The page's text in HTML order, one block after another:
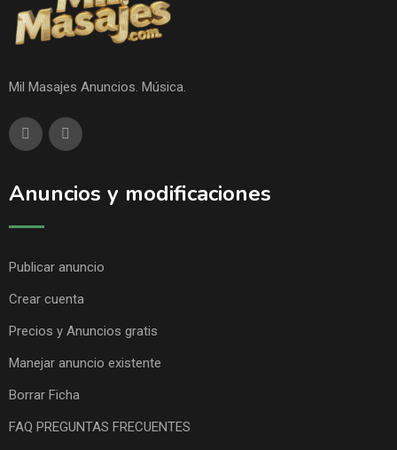
Mil Masajes Anuncios. Música.
Anuncios y modificaciones
Publicar anuncio
Crear cuenta
Precios y Anuncios gratis
Manejar anuncio existente
Borrar Ficha
FAQ PREGUNTAS FRECUENTES